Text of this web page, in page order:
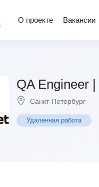
О проекте Вакансии
QA Engineer
Санкт-Петербург
Удаленная работа